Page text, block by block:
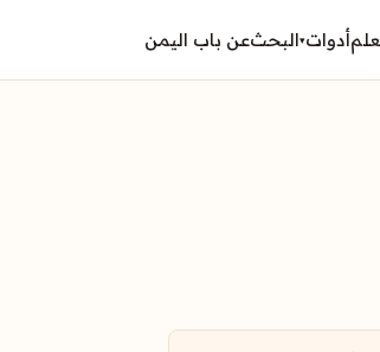
أدوات▾البحثعن باب اليمن